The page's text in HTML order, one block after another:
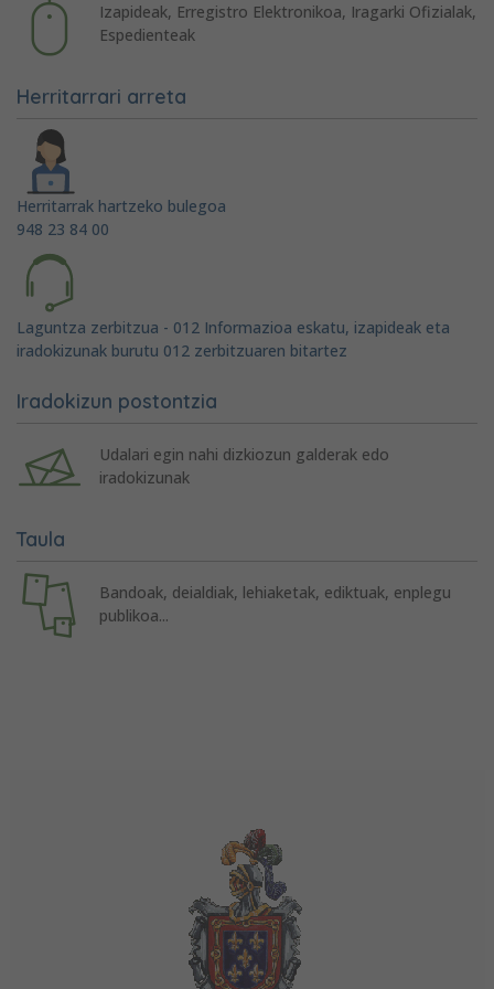
Izapideak, Erregistro Elektronikoa, Iragarki Ofizialak,
Espedienteak
Herritarrari arreta
Herritarrak hartzeko bulegoa
948 23 84 00
Laguntza zerbitzua - 012 Informazioa eskatu, izapideak eta
iradokizunak burutu 012 zerbitzuaren bitartez
Iradokizun postontzia
Udalari egin nahi dizkiozun galderak edo
iradokizunak
Taula
Bandoak, deialdiak, lehiaketak, ediktuak, enplegu
publikoa...